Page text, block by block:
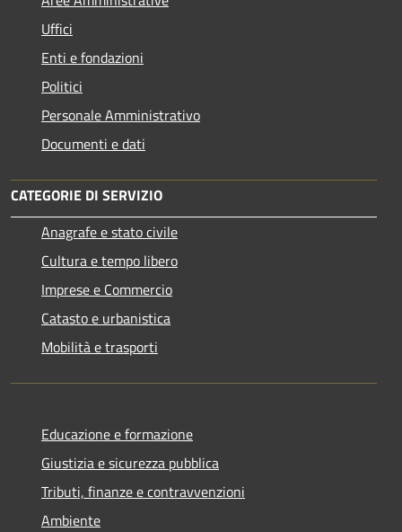
Uffici
Enti e fondazioni
Politici
Personale Amministrativo
Documenti e dati
CATEGORIE DI SERVIZIO
Anagrafe e stato civile
Cultura e tempo libero
Imprese e Commercio
Catasto e urbanistica
Mobilità e trasporti
Educazione e formazione
Giustizia e sicurezza pubblica
Tributi, finanze e contravvenzioni
Ambiente